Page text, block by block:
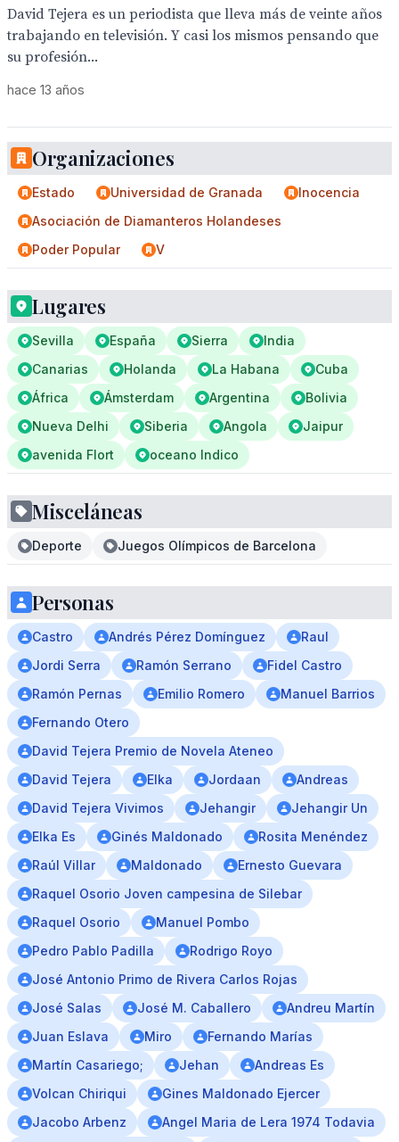
David Tejera es un periodista que lleva más de veinte años
trabajando en televisión. Y casi los mismos pensando que
su profesión...
hace 13 años
Organizaciones
Estado Universidad de Granada
Inocencia
Asociación de Diamanteros Holandeses
Poder Popular
V
Lugares
Sevilla España Sierra
India
Canarias
Holanda La Habana
Cuba
África
Ámsterdam Argentina
Bolivia
Nueva Delhi
Siberia Angola
Jaipur
avenida Flort
oceano Indico
Misceláneas
Deporte Juegos Olímpicos de Barcelona
Personas
Castro Andrés Pérez Domínguez
Raul
Jordi Serra
Ramón Serrano
Fidel Castro
Ramón Pernas
Emilio Romero
Manuel Barrios
Fernando Otero
David Tejera Premio de Novela Ateneo
David Tejera
Elka Jordaan
Andreas
David Tejera Vivimos
Jehangir
Jehangir Un
Elka Es
Ginés Maldonado
Rosita Menéndez
Raúl Villar
Maldonado
Ernesto Guevara
Raquel Osorio Joven campesina de Silebar
Raquel Osorio
Manuel Pombo
Pedro Pablo Padilla
Rodrigo Royo
José Antonio Primo de Rivera Carlos Rojas
José Salas
José M. Caballero
Andreu Martín
Juan Eslava
Miro
Fernando Marías
Martín Casariego;
Jehan
Andreas Es
Volcan Chiriqui
Gines Maldonado Ejercer
Jacobo Arbenz
Angel Maria de Lera 1974 Todavia